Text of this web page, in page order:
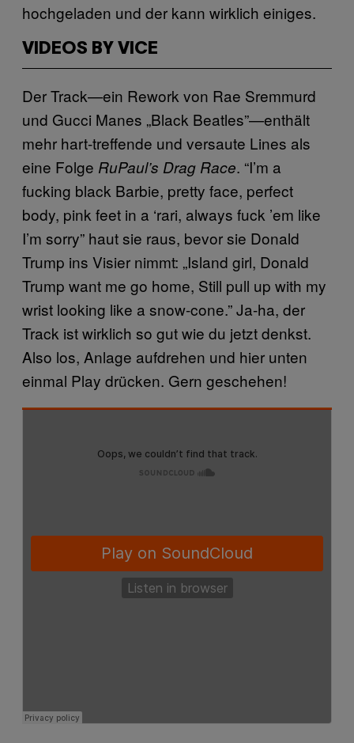
hochgeladen und der kann wirklich einiges.
VIDEOS BY VICE
Der Track—ein Rework von Rae Sremmurd
und Gucci Manes „Black Beatles”—enthält
mehr hart-treffende und versaute Lines als
eine Folge RuPaul’s Drag Race. “I’m a
fucking black Barbie, pretty face, perfect
body, pink feet in a ‘rari, always fuck ’em like
I’m sorry” haut sie raus, bevor sie Donald
Trump ins Visier nimmt: „Island girl, Donald
Trump want me go home, Still pull up with my
wrist looking like a snow-cone.” Ja-ha, der
Track ist wirklich so gut wie du jetzt denkst.
Also los, Anlage aufdrehen und hier unten
einmal Play drücken. Gern geschehen!